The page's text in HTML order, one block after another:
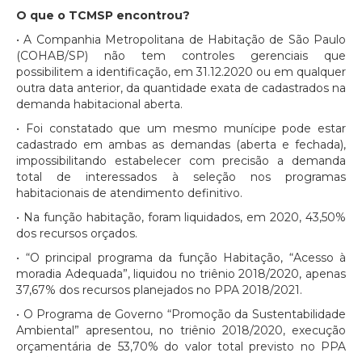
O que o TCMSP encontrou?
• A Companhia Metropolitana de Habitação de São Paulo
(COHAB/SP) não tem controles gerenciais que
possibilitem a identificação, em 31.12.2020 ou em qualquer
outra data anterior, da quantidade exata de cadastrados na
demanda habitacional aberta.
• Foi constatado que um mesmo munícipe pode estar
cadastrado em ambas as demandas (aberta e fechada),
impossibilitando estabelecer com precisão a demanda
total de interessados à seleção nos programas
habitacionais de atendimento definitivo.
• Na função habitação, foram liquidados, em 2020, 43,50%
dos recursos orçados.
• “O principal programa da função Habitação, “Acesso à
moradia Adequada”, liquidou no triênio 2018/2020, apenas
37,67% dos recursos planejados no PPA 2018/2021.
• O Programa de Governo “Promoção da Sustentabilidade
Ambiental” apresentou, no triênio 2018/2020, execução
orçamentária de 53,70% do valor total previsto no PPA